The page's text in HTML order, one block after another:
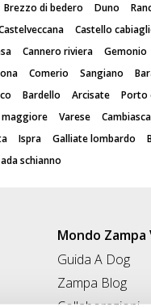
Brezzo di bedero Duno
Castello
Cannero riviera Gemonio
Comerio Sangiano
Bardello Arcisate Porto
Varese Cambiasca
Ispra Galliate lombardo
schianno
Mondo Zampa
Guida A Dog
Zampa Blog